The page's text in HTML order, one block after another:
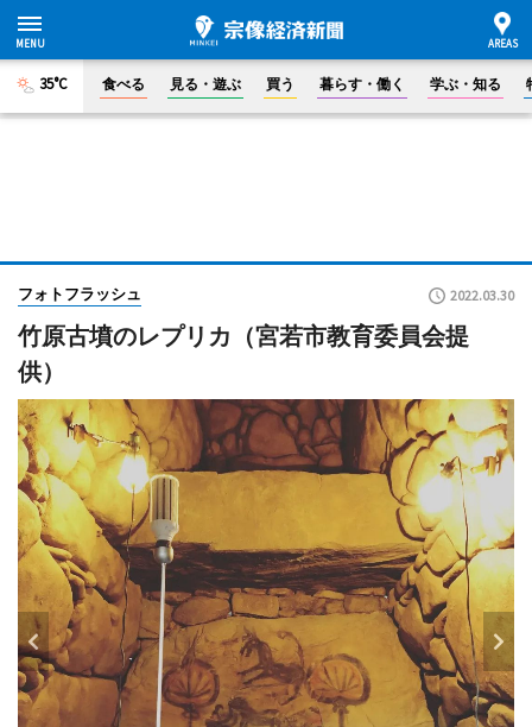
35°C 食べる 見る・遊ぶ 買う 暮らす・働く 学ぶ・知る
フォトフラッシュ 2022.03.30
竹原古墳のレプリカ（宮若市教育委員会提
供）